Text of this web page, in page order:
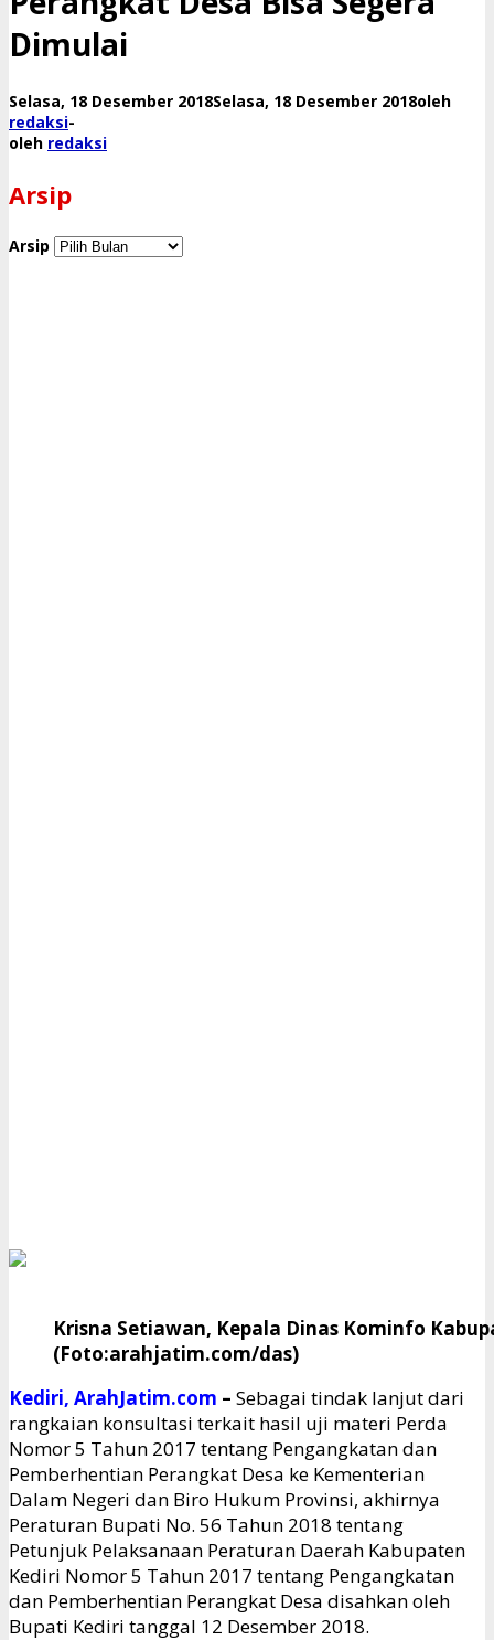
Dimulai
Selasa, 18 Desember 2018Selasa, 18 Desember 2018oleh
redaksi-
oleh redaksi
Arsip
Arsip
Krisna Setiawan, Kepala Dinas Kominfo
(Foto:arahjatim.com/das)
Kediri, ArahJatim.com – Sebagai tindak lanjut dari
rangkaian konsultasi terkait hasil uji materi Perda
Nomor 5 Tahun 2017 tentang Pengangkatan dan
Pemberhentian Perangkat Desa ke Kementerian
Dalam Negeri dan Biro Hukum Provinsi, akhirnya
Peraturan Bupati No. 56 Tahun 2018 tentang
Petunjuk Pelaksanaan Peraturan Daerah Kabupaten
Kediri Nomor 5 Tahun 2017 tentang Pengangkatan
dan Pemberhentian Perangkat Desa disahkan oleh
Bupati Kediri tanggal 12 Desember 2018.